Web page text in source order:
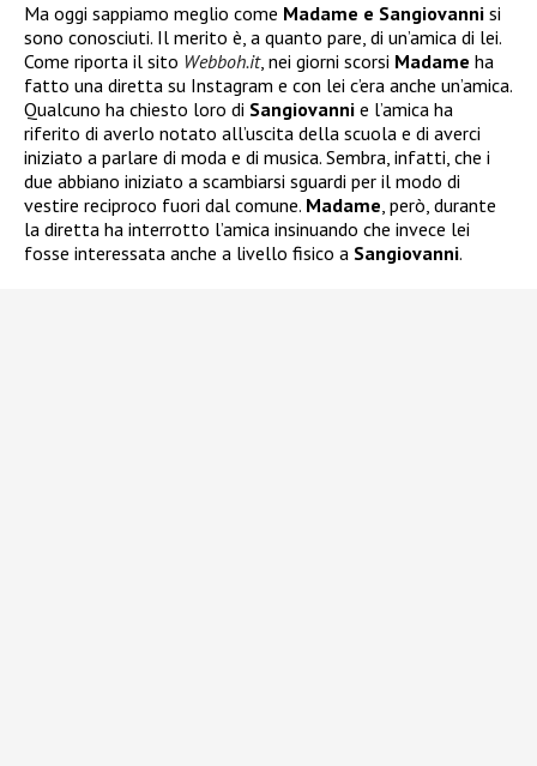
Ma oggi sappiamo meglio come Madame e Sangiovanni si
sono conosciuti. Il merito è, a quanto pare, di un’amica di lei.
Come riporta il sito Webboh.it, nei giorni scorsi Madame ha
fatto una diretta su Instagram e con lei c’era anche un’amica.
Qualcuno ha chiesto loro di Sangiovanni e l’amica ha
riferito di averlo notato all’uscita della scuola e di averci
iniziato a parlare di moda e di musica. Sembra, infatti, che i
due abbiano iniziato a scambiarsi sguardi per il modo di
vestire reciproco fuori dal comune. Madame, però, durante
la diretta ha interrotto l’amica insinuando che invece lei
fosse interessata anche a livello fisico a Sangiovanni.